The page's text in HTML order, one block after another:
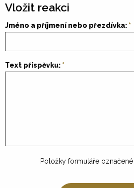
Vložit reakci
Jméno a příjmení nebo přezdívka:
Text příspěvku:
Položky formuláře označené